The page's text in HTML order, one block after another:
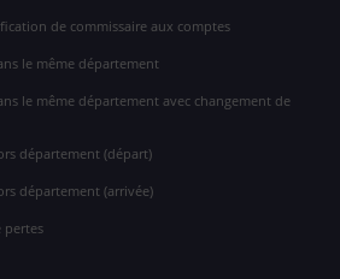
de commissaire aux comptes
le même département
le même département avec changement de
département (départ)
département (arrivée)
pertes